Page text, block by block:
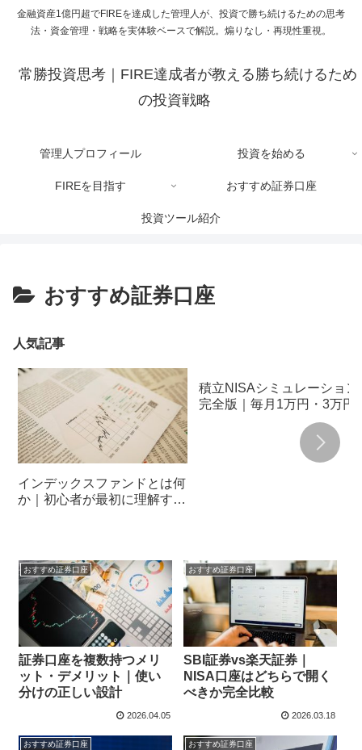
金融資産1億円超でFIREを達成した管理人が、投資で勝ち続けるための思考
法・資金管理・戦略を実体験ベースで解説。煽りなし・再現性重視。
常勝投資思考｜FIRE達成者が教える勝ち続けるため
の投資戦略
管理人プロフィール 投資を始める
FIREを目指す おすすめ証券口座
投資ツール紹介
おすすめ証券口座
人気記事
インデックスファンドとは何
か｜初心者が最初に理解すべ
積立NISAシミュレーション
完全版｜毎月1万円・3万円
5万円・10万円で30年後い
おすすめ証券口座
証券口座を複数持つメリ
ット・デメリット｜使い
分けの正しい設計
2026.04.05
おすすめ証券口座
SBI証券vs楽天証券｜
NISA口座はどちらで開く
べきか完全比較
2026.03.18
おすすめ証券口座 おすすめ証券口座